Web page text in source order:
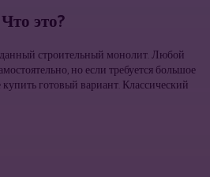
Что это?
строительный монолит. Любой
но если требуется большое
купить готовый вариант. Классический